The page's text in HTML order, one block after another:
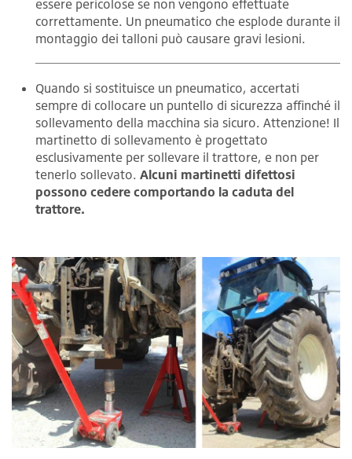
essere pericolose se non vengono effettuate
correttamente. Un pneumatico che esplode durante il
montaggio dei talloni può causare gravi lesioni.
Quando si sostituisce un pneumatico, accertati
sempre di collocare un puntello di sicurezza affinché il
sollevamento della macchina sia sicuro. Attenzione! Il
martinetto di sollevamento è progettato
esclusivamente per sollevare il trattore, e non per
tenerlo sollevato. Alcuni martinetti difettosi
possono cedere comportando la caduta del
trattore.